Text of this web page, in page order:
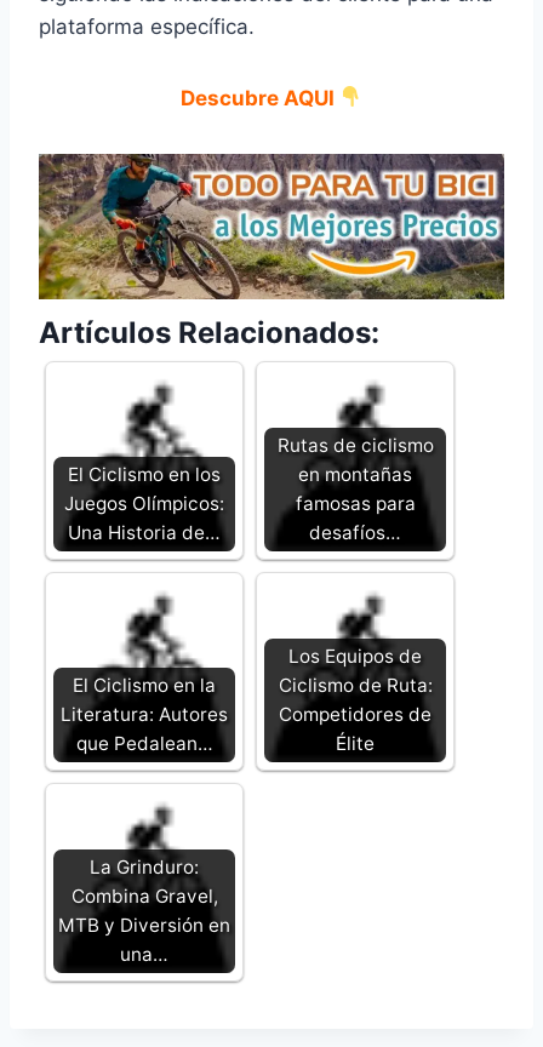
plataforma específica.
Descubre AQUI
Artículos Relacionados:
El Ciclismo en los
Juegos Olímpicos:
Una Historia de…
Rutas de ciclismo
en montañas
famosas para
desafíos…
El Ciclismo en la
Literatura: Autores
que Pedalean…
Los Equipos de
Ciclismo de Ruta:
Competidores de
Élite
La Grinduro:
Combina Gravel,
MTB y Diversión en
una…